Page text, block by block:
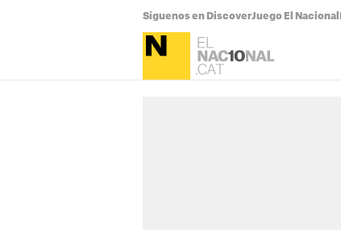
Síguenos en DiscoverJuego El Nacional